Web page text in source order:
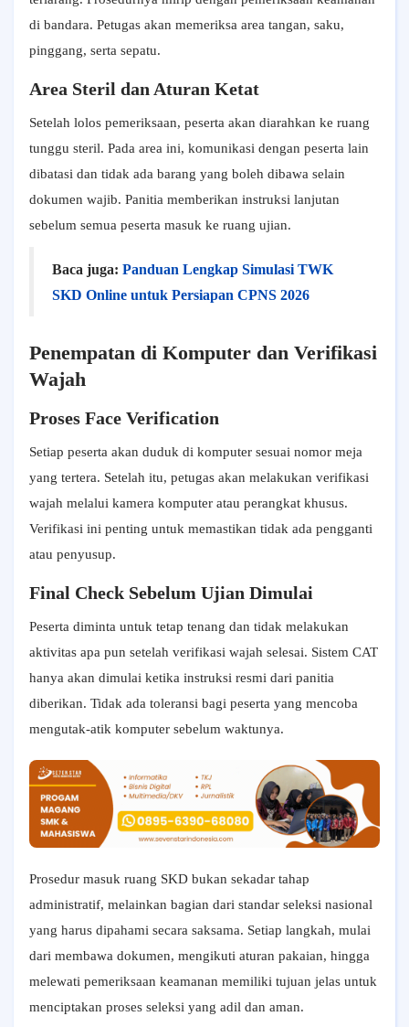
di bandara. Petugas akan memeriksa area tangan, saku,
pinggang, serta sepatu.
Area Steril dan Aturan Ketat
Setelah lolos pemeriksaan, peserta akan diarahkan ke ruang
tunggu steril. Pada area ini, komunikasi dengan peserta lain
dibatasi dan tidak ada barang yang boleh dibawa selain
dokumen wajib. Panitia memberikan instruksi lanjutan
sebelum semua peserta masuk ke ruang ujian.
Baca juga: Panduan Lengkap Simulasi TWK
SKD Online untuk Persiapan CPNS 2026
Penempatan di Komputer dan Verifikasi
Wajah
Proses Face Verification
Setiap peserta akan duduk di komputer sesuai nomor meja
yang tertera. Setelah itu, petugas akan melakukan verifikasi
wajah melalui kamera komputer atau perangkat khusus.
Verifikasi ini penting untuk memastikan tidak ada pengganti
atau penyusup.
Final Check Sebelum Ujian Dimulai
Peserta diminta untuk tetap tenang dan tidak melakukan
aktivitas apa pun setelah verifikasi wajah selesai. Sistem CAT
hanya akan dimulai ketika instruksi resmi dari panitia
diberikan. Tidak ada toleransi bagi peserta yang mencoba
mengutak-atik komputer sebelum waktunya.
Prosedur masuk ruang SKD bukan sekadar tahap
administratif, melainkan bagian dari standar seleksi nasional
yang harus dipahami secara saksama. Setiap langkah, mulai
dari membawa dokumen, mengikuti aturan pakaian, hingga
melewati pemeriksaan keamanan memiliki tujuan jelas untuk
menciptakan proses seleksi yang adil dan aman.